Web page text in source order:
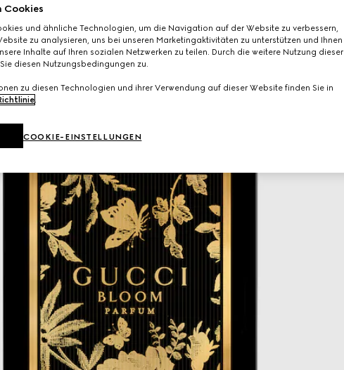
Cookies
und ähnliche Technologien, um die Navigation auf der Website zu verbessern,
zu analysieren, uns bei unseren Marketingaktivitäten zu unterstützen und Ihnen
Inhalte auf Ihren sozialen Netzwerken zu teilen. Durch die weitere Nutzung dieser
diesen Nutzungsbedingungen zu.
zu diesen Technologien und ihrer Verwendung auf dieser Website finden Sie in
.
COOKIE-EINSTELLUNGEN